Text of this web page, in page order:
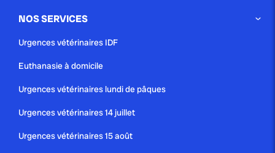
NOS SERVICES
Urgences vétérinaires IDF
Euthanasie à domicile
Urgences vétérinaires lundi de pâques
Urgences vétérinaires 14 juillet
Urgences vétérinaires 15 août